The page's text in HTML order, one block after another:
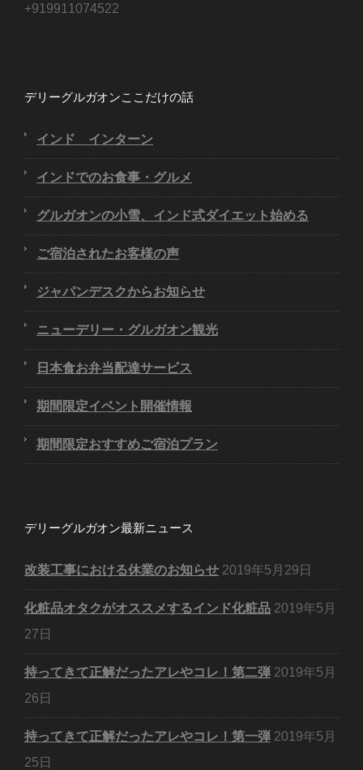
+919911074522
デリーグルガオンここだけの話
インド インターン
インドでのお食事・グルメ
グルガオンの小雪、インド式ダイエット始める
ご宿泊されたお客様の声
ジャパンデスクからお知らせ
ニューデリー・グルガオン観光
日本食お弁当配達サービス
期間限定イベント開催情報
期間限定おすすめご宿泊プラン
デリーグルガオン最新ニュース
改装工事における休業のお知らせ 2019年5月29日
化粧品オタクがオススメするインド化粧品 2019年5月
27日
持ってきて正解だったアレやコレ！第二弾 2019年5月
26日
持ってきて正解だったアレやコレ！第一弾 2019年5月
25日